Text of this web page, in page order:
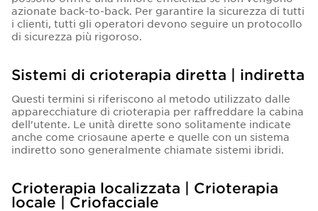
azionate back-to-back. Per garantire la sicurezza di tutti
i clienti, tutti gli operatori devono seguire un protocollo
di sicurezza più rigoroso.
Sistemi di crioterapia diretta | indiretta
Questi termini si riferiscono al metodo utilizzato dalle
apparecchiature di crioterapia per raffreddare la cabina
dell'utente. Le unità dirette sono solitamente indicate
anche come criosaune aperte e quelle con un sistema
indiretto sono generalmente chiamate sistemi ibridi.
Crioterapia localizzata | Crioterapia
locale | Criofacciale